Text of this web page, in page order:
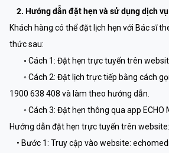
2. Hướng dẫn đặt hẹn và sử dụng dịch vụ
Khách hàng có thể đặt lịch hẹn với Bác sĩ
thức sau:
◦ Cách 1: Đặt hẹn trực tuyến trên
◦ Cách 2: Đặt lịch trực tiếp bằng cách
1900 638 408 và làm theo hướng dẫn.
◦ Cách 3: Đặt hẹn thông qua app ECHO
Hướng dẫn đặt hẹn trực tuyến trên website:
• Bước 1: Truy cập vào website: